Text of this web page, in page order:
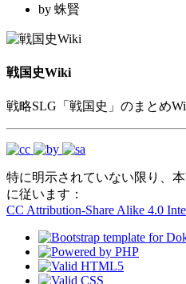
by 蛛賢
戦国史Wiki
戦略SLG「戦国史」のまとめ
特に明示されていない限り、
に従います：
CC Attribution-Share Alike 4.0